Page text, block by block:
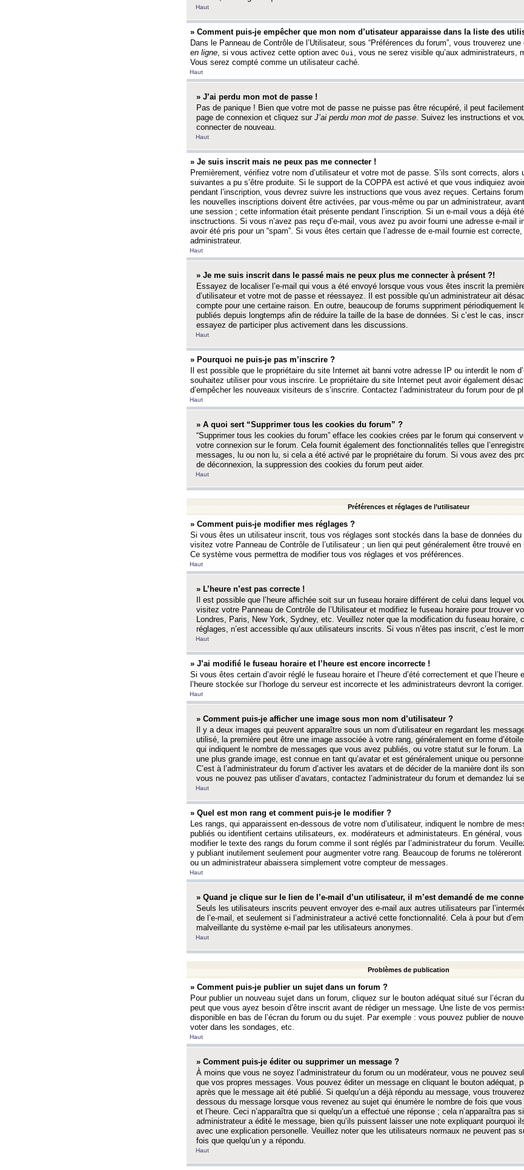
Haut
» Comment puis-je empêcher que mon nom d’utisateur apparaisse dans la liste des
Dans le Panneau de Contrôle de l’Utilisateur, sous “Préférences du forum”, vous trouverez une
en ligne, si vous activez cette option avec Oui , vous ne serez visible qu’aux administrateurs,
Vous serez compté comme un utilisateur caché.
Haut
» J’ai perdu mon mot de passe !
Pas de panique ! Bien que votre mot de passe ne puisse pas être récupéré, il peut
page de connexion et cliquez sur J’ai perdu mon mot de passe. Suivez les instructions et
connecter de nouveau.
Haut
» Je suis inscrit mais ne peux pas me connecter !
Premièrement, vérifiez votre nom d’utilisateur et votre mot de passe. S’ils sont corrects, alors
suivantes a pu s’être produite. Si le support de la COPPA est activé et que vous indiquiez
pendant l’inscription, vous devrez suivre les instructions que vous avez reçues. Certains
les nouvelles inscriptions doivent être activées, par vous-même ou par un administrateur,
une session ; cette information était présente pendant l’inscription. Si un e-mail vous a déjà
insctructions. Si vous n’avez pas reçu d’e-mail, vous avez pu avoir fourni une adresse e-mail
avoir été pris pour un “spam”. Si vous êtes certain que l’adresse de e-mail fournie est
administrateur.
Haut
» Je me suis inscrit dans le passé mais ne peux plus me connecter à présent ?!
Essayez de localiser l’e-mail qui vous a été envoyé lorsque vous vous êtes inscrit la
d’utilisateur et votre mot de passe et réessayez. Il est possible qu’un administrateur ait
compte pour une certaine raison. En outre, beaucoup de forums suppriment périodiquement
publiés depuis longtemps afin de réduire la taille de la base de données. Si c’est le cas,
essayez de participer plus activement dans les discussions.
Haut
» Pourquoi ne puis-je pas m’inscrire ?
Il est possible que le propriétaire du site Internet ait banni votre adresse IP ou interdit le nom
souhaitez utiliser pour vous inscrire. Le propriétaire du site Internet peut avoir également
d’empêcher les nouveaux visiteurs de s’inscrire. Contactez l’administrateur du forum pour de
Haut
» A quoi sert “Supprimer tous les cookies du forum” ?
“Supprimer tous les cookies du forum” efface les cookies crées par le forum qui conservent
votre connexion sur le forum. Cela fournit également des fonctionnalités telles que
messages, lu ou non lu, si cela a été activé par le propriétaire du forum. Si vous avez des
de déconnexion, la suppression des cookies du forum peut aider.
Haut
Préférences et réglages de l’utilisateur
» Comment puis-je modifier mes réglages ?
Si vous êtes un utilisateur inscrit, tous vos réglages sont stockés dans la base de données du
visitez votre Panneau de Contrôle de l’utilisateur ; un lien qui peut généralement être trouvé
Ce système vous permettra de modifier tous vos réglages et vos préférences.
Haut
» L’heure n’est pas correcte !
Il est possible que l’heure affichée soit sur un fuseau horaire différent de celui dans lequel
visitez votre Panneau de Contrôle de l’Utilisateur et modifiez le fuseau horaire pour trouver
Londres, Paris, New York, Sydney, etc. Veuillez noter que la modification du fuseau horaire,
réglages, n’est accessible qu’aux utilisateurs inscrits. Si vous n’êtes pas inscrit, c’est le
Haut
» J’ai modifié le fuseau horaire et l’heure est encore incorrecte !
Si vous êtes certain d’avoir réglé le fuseau horaire et l’heure d’été correctement et que l’heure
l’heure stockée sur l’horloge du serveur est incorrecte et les administrateurs devront la corriger.
Haut
» Comment puis-je afficher une image sous mon nom d’utilisateur ?
Il y a deux images qui peuvent apparaître sous un nom d’utilisateur en regardant les
utilisé, la première peut être une image associée à votre rang, généralement en forme
qui indiquent le nombre de messages que vous avez publiés, ou votre statut sur le forum.
une plus grande image, est connue en tant qu’avatar et est généralement unique ou
C’est à l’administrateur du forum d’activer les avatars et de décider de la manière dont ils
vous ne pouvez pas utiliser d’avatars, contactez l’administrateur du forum et demandez lui
Haut
» Quel est mon rang et comment puis-je le modifier ?
Les rangs, qui apparaissent en-dessous de votre nom d’utilisateur, indiquent le nombre de
publiés ou identifient certains utilisateurs, ex. modérateurs et administateurs. En général,
modifier le texte des rangs du forum comme il sont réglés par l’administrateur du forum.
y publiant inutilement seulement pour augmenter votre rang. Beaucoup de forums ne
ou un administrateur abaissera simplement votre compteur de messages.
Haut
» Quand je clique sur le lien de l’e-mail d’un utilisateur, il m’est demandé de me
Seuls les utilisateurs inscrits peuvent envoyer des e-mail aux autres utilisateurs par
de l’e-mail, et seulement si l’administrateur a activé cette fonctionnalité. Cela à pour but
malveillante du système e-mail par les utilisateurs anonymes.
Haut
Problèmes de publication
» Comment puis-je publier un sujet dans un forum ?
Pour publier un nouveau sujet dans un forum, cliquez sur le bouton adéquat situé sur l’écran
peut que vous ayez besoin d’être inscrit avant de rédiger un message. Une liste de vos
disponible en bas de l’écran du forum ou du sujet. Par exemple : vous pouvez publier de
voter dans les sondages, etc.
Haut
» Comment puis-je éditer ou supprimer un message ?
À moins que vous ne soyez l’administrateur du forum ou un modérateur, vous ne pouvez
que vos propres messages. Vous pouvez éditer un message en cliquant le bouton adéquat,
après que le message ait été publié. Si quelqu’un a déjà répondu au message, vous
dessous du message lorsque vous revenez au sujet qui énumère le nombre de fois que
et l’heure. Ceci n’apparaîtra que si quelqu’un a effectué une réponse ; cela n’apparaîtra pas
administrateur a édité le message, bien qu’ils puissent laisser une note expliquant pourquoi
avec une explication personelle. Veuillez noter que les utilisateurs normaux ne peuvent pas
fois que quelqu’un y a répondu.
Haut